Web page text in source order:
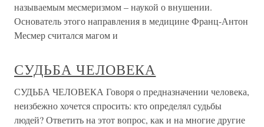
называемым месмеризмом – наукой о внушении.
Основатель этого направления в медицине Франц-Антон
Месмер считался магом и
СУДЬБА ЧЕЛОВЕКА
СУДЬБА ЧЕЛОВЕКА Говоря о предназначении человека,
неизбежно хочется спросить: кто определял судьбы
людей? Ответить на этот вопрос, как и на многие другие